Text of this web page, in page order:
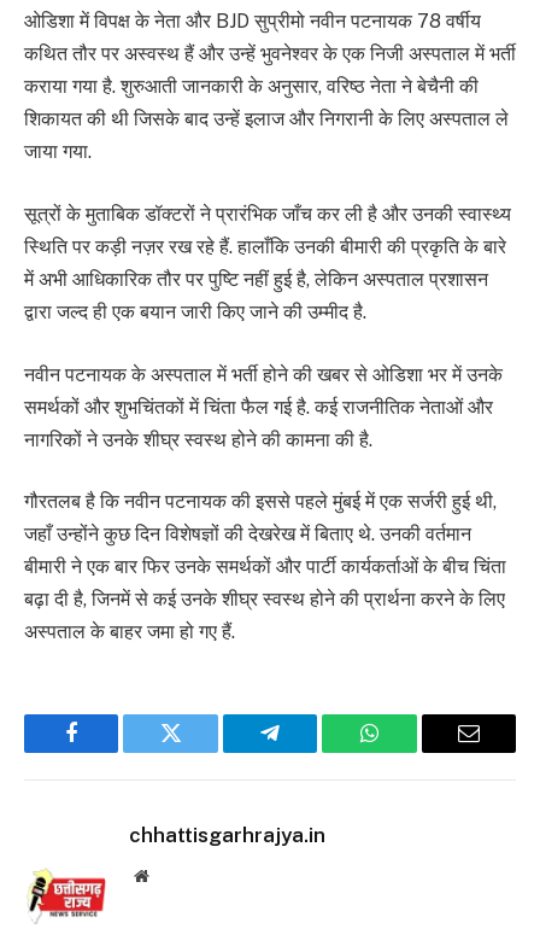
ओडिशा में विपक्ष के नेता और BJD सुप्रीमो नवीन पटनायक 78 वर्षीय
कथित तौर पर अस्वस्थ हैं और उन्हें भुवनेश्वर के एक निजी अस्पताल में भर्ती
कराया गया है. शुरुआती जानकारी के अनुसार, वरिष्ठ नेता ने बेचैनी की
शिकायत की थी जिसके बाद उन्हें इलाज और निगरानी के लिए अस्पताल ले
जाया गया.
सूत्रों के मुताबिक डॉक्टरों ने प्रारंभिक जाँच कर ली है और उनकी स्वास्थ्य
स्थिति पर कड़ी नज़र रख रहे हैं. हालाँकि उनकी बीमारी की प्रकृति के बारे
में अभी आधिकारिक तौर पर पुष्टि नहीं हुई है, लेकिन अस्पताल प्रशासन
द्वारा जल्द ही एक बयान जारी किए जाने की उम्मीद है.
नवीन पटनायक के अस्पताल में भर्ती होने की खबर से ओडिशा भर में उनके
समर्थकों और शुभचिंतकों में चिंता फैल गई है. कई राजनीतिक नेताओं और
नागरिकों ने उनके शीघ्र स्वस्थ होने की कामना की है.
गौरतलब है कि नवीन पटनायक की इससे पहले मुंबई में एक सर्जरी हुई थी,
जहाँ उन्होंने कुछ दिन विशेषज्ञों की देखरेख में बिताए थे. उनकी वर्तमान
बीमारी ने एक बार फिर उनके समर्थकों और पार्टी कार्यकर्ताओं के बीच चिंता
बढ़ा दी है, जिनमें से कई उनके शीघ्र स्वस्थ होने की प्रार्थना करने के लिए
अस्पताल के बाहर जमा हो गए हैं.
Facebook Twitter Telegram WhatsApp Email
chhattisgarhrajya.in
Website